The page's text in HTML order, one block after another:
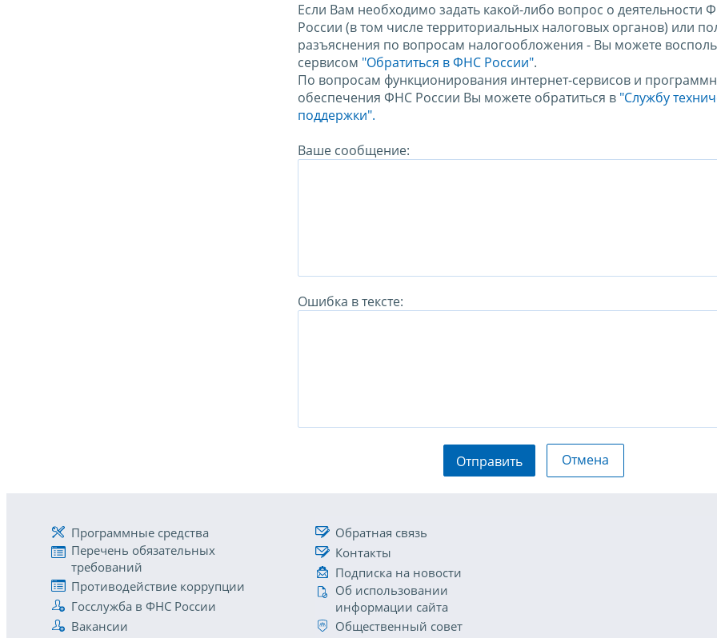
Если Вам необходимо задать какой-либо вопрос о деятельности
России (в том числе территориальных налоговых органов) или
разъяснения по вопросам налогообложения - Вы можете
сервисом "Обратиться в ФНС России".
По вопросам функционирования интернет-сервисов и
обеспечения ФНС России Вы можете обратиться в "Службу
поддержки".
Ваше сообщение:
Ошибка в тексте:
Отправить Отмена
Программные средства
Перечень обязательных
требований
Противодействие коррупции
Госслужба в ФНС России
Вакансии
Обратная связь
Контакты
Подписка на новости
Об использовании
информации сайта
Общественный совет